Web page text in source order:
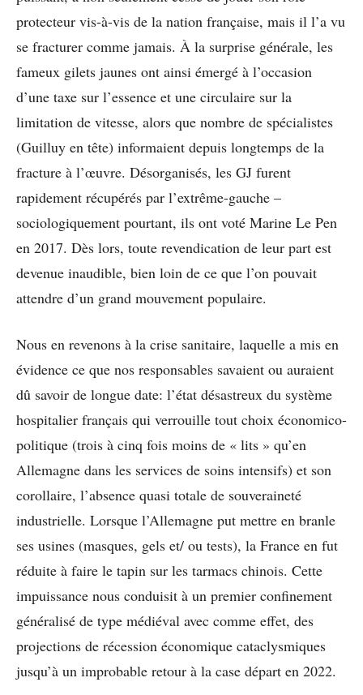
protecteur vis-à-vis de la nation française, mais il l’a vu
se fracturer comme jamais. À la surprise générale, les
fameux gilets jaunes ont ainsi émergé à l’occasion
d’une taxe sur l’essence et une circulaire sur la
limitation de vitesse, alors que nombre de spécialistes
(Guilluy en tête) informaient depuis longtemps de la
fracture à l’œuvre. Désorganisés, les GJ furent
rapidement récupérés par l’extrême-gauche –
sociologiquement pourtant, ils ont voté Marine Le Pen
en 2017. Dès lors, toute revendication de leur part est
devenue inaudible, bien loin de ce que l’on pouvait
attendre d’un grand mouvement populaire.
Nous en revenons à la crise sanitaire, laquelle a mis en
évidence ce que nos responsables savaient ou auraient
dû savoir de longue date: l’état désastreux du système
hospitalier français qui verrouille tout choix économico-
politique (trois à cinq fois moins de « lits » qu’en
Allemagne dans les services de soins intensifs) et son
corollaire, l’absence quasi totale de souveraineté
industrielle. Lorsque l’Allemagne put mettre en branle
ses usines (masques, gels et/ ou tests), la France en fut
réduite à faire le tapin sur les tarmacs chinois. Cette
impuissance nous conduisit à un premier confinement
généralisé de type médiéval avec comme effet, des
projections de récession économique cataclysmiques
jusqu’à un improbable retour à la case départ en 2022.